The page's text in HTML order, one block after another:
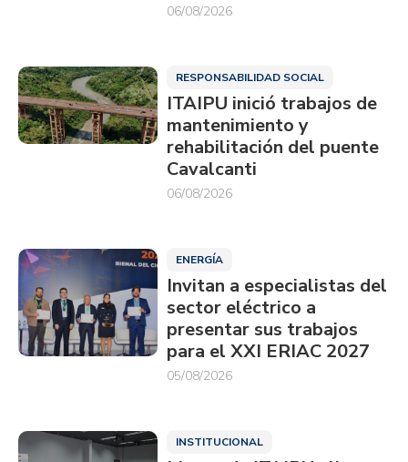
06/08/2026
RESPONSABILIDAD SOCIAL
ITAIPU inició trabajos de
mantenimiento y
rehabilitación del puente
Cavalcanti
06/08/2026
ENERGÍA
Invitan a especialistas del
sector eléctrico a
presentar sus trabajos
para el XXI ERIAC 2027
05/08/2026
INSTITUCIONAL